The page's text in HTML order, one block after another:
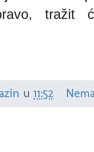
tražit
u 11:52